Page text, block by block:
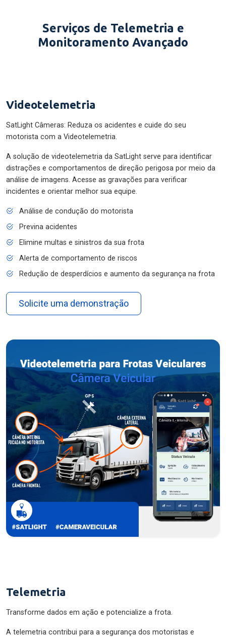
Serviços de Telemetria e
Monitoramento Avançado
Videotelemetria
SatLight Câmeras: Reduza os acidentes e cuide do seu
motorista com a Videotelemetria.
A solução de videotelemetria da SatLight serve para identificar
distrações e comportamentos de direção perigosa por meio da
análise de imagens. Acesse as gravações para verificar
incidentes e orientar melhor sua equipe.
Análise de condução do motorista
Previna acidentes
Elimine multas e sinistros da sua frota
Alerta de comportamento de riscos
Redução de desperdícios e aumento da segurança na frota
Solicite uma demonstração
Telemetria
Transforme dados em ação e potencialize a frota.
A telemetria contribui para a segurança dos motoristas e